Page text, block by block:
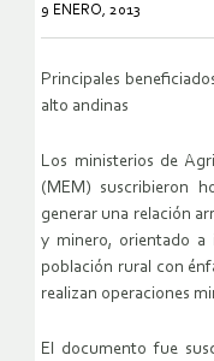
9 ENERO, 2013
Principales
alto andinas
Los ministerios de
(MEM) suscribieron
generar una relación
y minero, orientado a
población rural con
realizan operaciones
El documento fue